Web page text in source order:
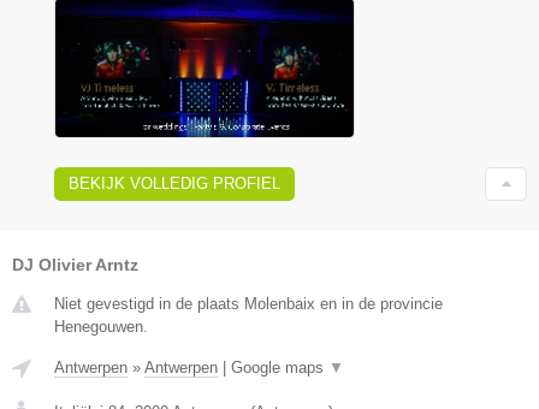
BEKIJK VOLLEDIG PROFIEL
DJ Olivier Arntz
Niet gevestigd in de plaats Molenbaix en in de provincie
Henegouwen.
Antwerpen » Antwerpen Google maps ▼